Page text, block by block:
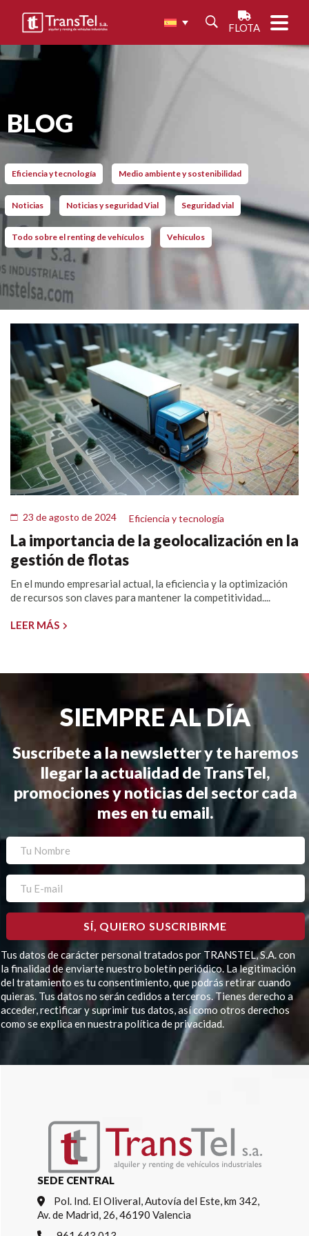
FLOTA
BLOG
Eficiencia y tecnología Medio ambiente y sostenibilidad
Noticias Noticias y seguridad Vial Seguridad vial
Todo sobre el renting de vehículos Vehículos
23 de agosto de 2024 Eficiencia y tecnología
La importancia de la geolocalización en la
gestión de flotas
En el mundo empresarial actual, la eficiencia y la optimización
de recursos son claves para mantener la competitividad....
LEER MÁS
SIEMPRE AL DÍA
Suscríbete a la newsletter y te haremos
llegar la actualidad de TransTel,
promociones y noticias del sector cada
mes en tu email.
Tus datos de carácter personal tratados por TRANSTEL, S.A. con
la finalidad de enviarte nuestro boletín periódico. La legitimación
del tratamiento es tu consentimiento, que podrás retirar cuando
quieras. Tus datos no serán cedidos a terceros. Tienes derecho a
acceder, rectificar y suprimir tus datos, así como otros derechos
como se explica en nuestra política de privacidad.
SEDE CENTRAL
Pol. Ind. El Oliveral, Autovía del Este, km 342,
Av. de Madrid, 26, 46190 Valencia